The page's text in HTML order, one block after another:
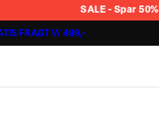
SALE - Spar 50%
FRAGT V/ 499,-